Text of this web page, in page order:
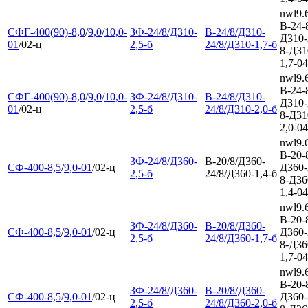
СФГ-400(90)-8,0/9,0/10,0-
01/02-ц
ЗФ-24/8/Д310-
2,5-б
В-24/8/Д310-
24/8/Д310-1,7-б
В-24-
8-
1,7-04
СФГ-400(90)-8,0/9,0/10,0-
01/02-ц
ЗФ-24/8/Д310-
2,5-б
В-24/8/Д310-
24/8/Д310-2,0-б
В-24-
8-
2,0-04
СФ-400-8,5/9,0-01/02-ц
ЗФ-24/8/Д360-
2,5-б
В-20/8/Д360-
24/8/Д360-1,4-б
В-20-
8-
1,4-04
СФ-400-8,5/9,0-01/02-ц
ЗФ-24/8/Д360-
2,5-б
В-20/8/Д360-
24/8/Д360-1,7-б
В-20-
8-
1,7-04
СФ-400-8,5/9,0-01/02-ц
ЗФ-24/8/Д360-
2,5-б
В-20/8/Д360-
24/8/Д360-2,0-б
В-20-